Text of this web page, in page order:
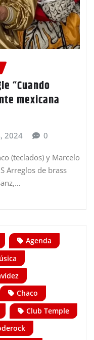
“Cuando
mexicana
2024 0
(teclados) y Marcelo
Arreglos de brass
Agenda
Chaco
Club Temple